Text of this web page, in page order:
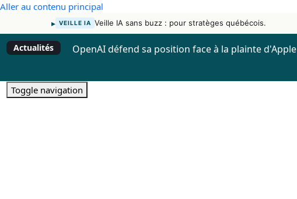
Aller au contenu principal
▸ VEILLE IA Veille IA sans buzz : pour stratèges québécois.
Actualités OpenAI défend sa position face à la plainte d'Apple
Toggle navigation